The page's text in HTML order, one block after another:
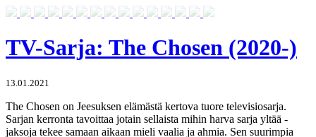
TV-Sarja: The Chosen (2020-)
13.01.2021
The Chosen on Jeesuksen elämästä kertova tuore televisiosarja.
Sarjan kerronta tavoittaa jotain sellaista mihin harva sarja yltää -
jaksoja tekee samaan aikaan mieli vaalia ja ahmia. Sen suurimpia